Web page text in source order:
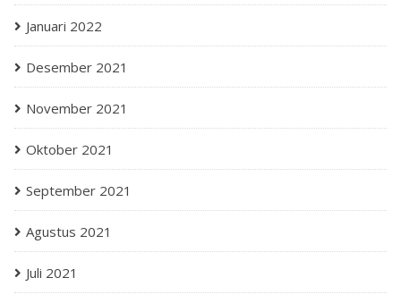
Januari 2022
Desember 2021
November 2021
Oktober 2021
September 2021
Agustus 2021
Juli 2021